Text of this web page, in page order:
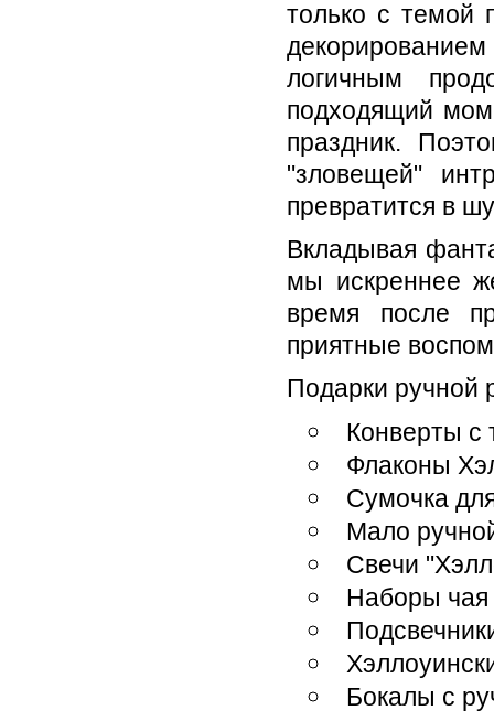
только с темой
логичным
подходящий
праздник.
"зловещей"
превратится в
Вкладывая
мы искреннее
время после
приятные
Подарки ручной
Конверты с
Флаконы
Сумочка
Мало
Свечи
Наборы чая
Бокалы с